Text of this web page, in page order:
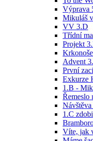
Výprava
Mikuláš
VV 3.D
Třídní
Projekt
Advent
První
Exkurze
1.B -
Řemeslo
1.C
Víte, jak